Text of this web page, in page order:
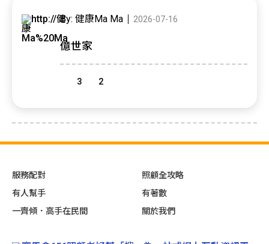
By: 健康Ma Ma 2026-07-16
億世家
3 2
服務配對
有人幫手
一齊傾．高手在民間
照顧全攻略
有著數
關於我們